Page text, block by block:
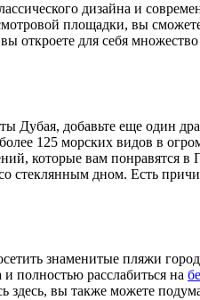
дизайна и
площадки, вы
откроете для себя
Дубая, добавьте еще один
125 морских видов в
которые вам понравятся в
стеклянным дном. Есть
знаменитые пляжи
полностью расслабиться на
здесь, вы также можете